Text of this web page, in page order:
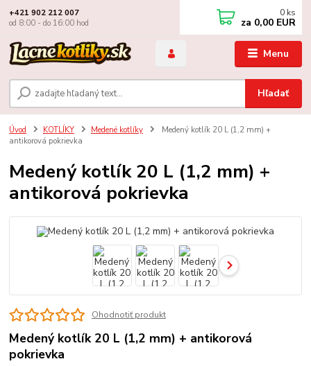
Menu
Hľadať
+421 902 212 007
od 8:00 - do 16:00 hod
0 ks
za 0,00 EUR
Úvod KOTLÍKY Medené kotlíky
Medený kotlík 20 L (1,2 mm) +
antikorová pokrievka
Medený kotlík 20 L (1,2 mm) +
antikorová pokrievka
Ohodnotiť produkt
Medený kotlík 20 L (1,2 mm) + antikorová
pokrievka